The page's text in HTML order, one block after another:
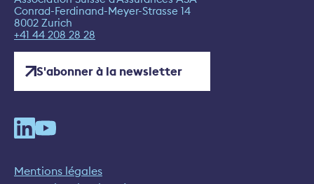
Conrad-Ferdinand-Meyer-Strasse 14
8002 Zurich
+41 44 208 28 28
S'abonner à la newsletter
Mentions légales